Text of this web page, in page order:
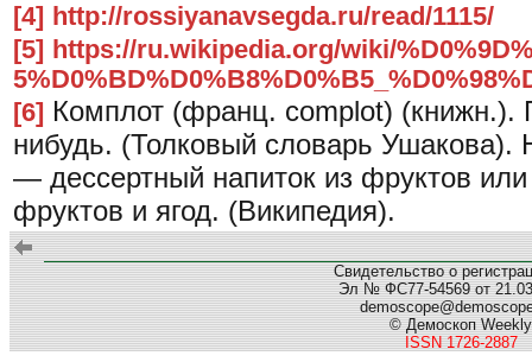
[4] http://rossiyanavsegda.ru/read/1115/
[5] https://ru.wikipedia.org/wiki/
[6] Комплот (франц. complot) (книжн.).
нибудь. (Толковый словарь
— дессертный напиток из фруктов
фруктов и ягод. (Википедия).
Свидетельство о
Эл № ФС77-54569 от
© Демоскоп Weekly
ISSN 1726-2887